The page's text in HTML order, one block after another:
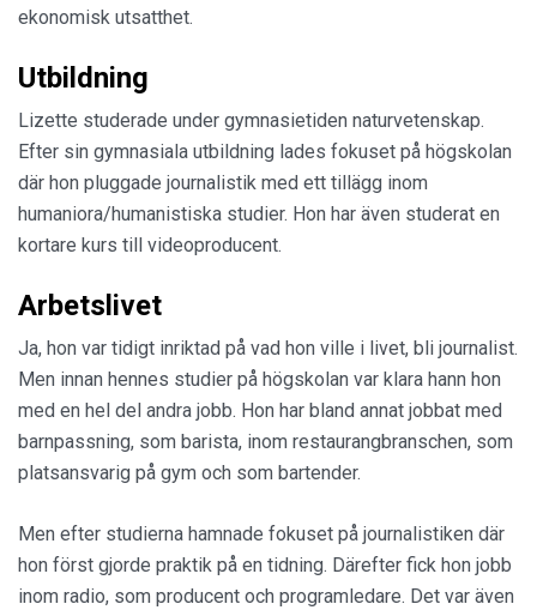
ekonomisk utsatthet.
Utbildning
Lizette studerade under gymnasietiden naturvetenskap.
Efter sin gymnasiala utbildning lades fokuset på högskolan
där hon pluggade journalistik med ett tillägg inom
humaniora/humanistiska studier. Hon har även studerat en
kortare kurs till videoproducent.
Arbetslivet
Ja, hon var tidigt inriktad på vad hon ville i livet, bli journalist.
Men innan hennes studier på högskolan var klara hann hon
med en hel del andra jobb. Hon har bland annat jobbat med
barnpassning, som barista, inom restaurangbranschen, som
platsansvarig på gym och som bartender.
Men efter studierna hamnade fokuset på journalistiken där
hon först gjorde praktik på en tidning. Därefter fick hon jobb
inom radio, som producent och programledare. Det var även